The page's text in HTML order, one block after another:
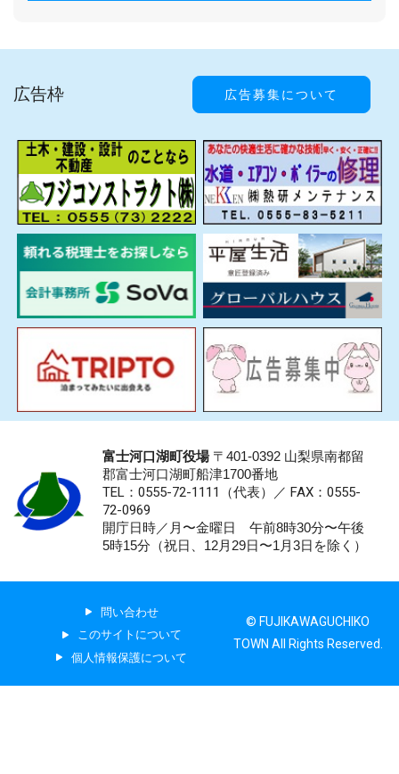
広告枠 広告募集について
富士河口湖町役場〒401-0392 山梨県南都留
郡富士河口湖町船津1700番地
TEL：0555-72-1111 （代表）／ FAX：0555-
72-0969
開庁日時／月〜金曜日 午前8時30分〜午後
5時15分（祝日、12月29日〜1月3日を除く）
問い合わせ
このサイトについて
個人情報保護について
© FUJIKAWAGUCHIKO
TOWN All Rights Reserved.